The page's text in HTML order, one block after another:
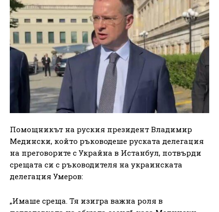
Помощникът на руския президент Владимир
Медински, който ръководеше руската делегация
на преговорите с Украйна в Истанбул, потвърди
срещата си с ръководителя на украинската
делегация Умеров:
„Имаше среща. Тя изигра важна роля в